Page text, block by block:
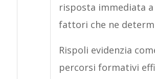
risposta immediata
fattori che ne
Rispoli evidenzia
percorsi formativi